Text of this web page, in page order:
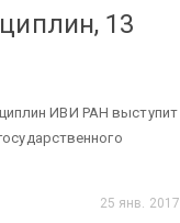
13
ИВИ РАН выступит
25 янв. 2017